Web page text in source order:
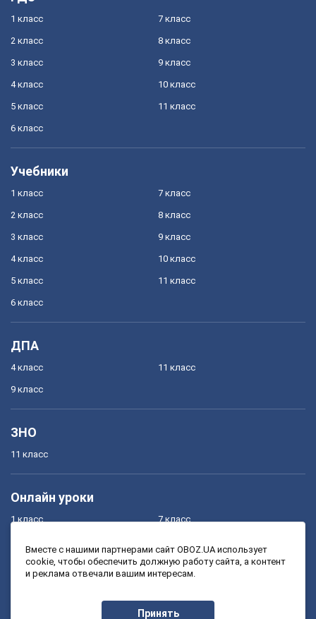
1 класс
2 класс
3 класс
4 класс
5 класс
6 класс
7 класс
8 класс
9 класс
10 класс
11 класс
Учебники
1 класс
2 класс
3 класс
4 класс
5 класс
6 класс
7 класс
8 класс
9 класс
10 класс
11 класс
ДПА
4 класс
9 класс
11 класс
ЗНО
11 класс
Онлайн уроки
1 класс
3 класс
7 класс
9 класс
Вместе с нашими партнерами сайт OBOZ.UA использует
cookie, чтобы обеспечить должную работу сайта, а контент
и реклама отвечали вашим интересам.
Принять